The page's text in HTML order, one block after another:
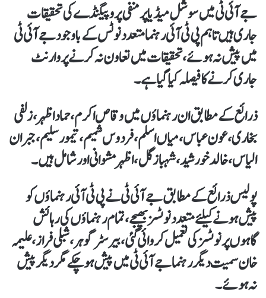
جے آئی ٹی میں سوشل میڈیا پر منفی پروپیگنڈے کی تحقیقات
جاری ہیں تاہم پی ٹی آئی رہنما متعدد نوٹس کے باوجود جے آئی ٹی
میں پیش نہ ہوئے، تحقیقات میں تعاون نہ کرنے پر وارنٹ
جاری کرنے کا فیصلہ کیا گیا ہے۔
ذرائع کے مطابق ان رہنماؤں میں وقاص اکرم، حماد اظہر، زلفی
بخاری، عون عباس، میاں اسلم، فردوس شمیم، تیمور سلیم، جبران
الیاس، خالد خورشید، شہباز گل، اظہر مشوانی اور شامل ہیں۔
پولیس ذرائع کے مطابق جے آئی ٹی نے پی ٹی آئی رہنماؤں کو
پیش ہونےکیلئے متعدد نوٹسز بھیجے، تمام رہنماؤں کی رہائش
گاہوں پر نوٹسز کی تعمیل کروائی گئی، بیرسٹر گوہر، شبلی فراز،علیمہ
خان سمیت دیگر رہنما جے آئی ٹی میں پیش ہوچکے مگر دیگر پیش
نہ ہوئے۔